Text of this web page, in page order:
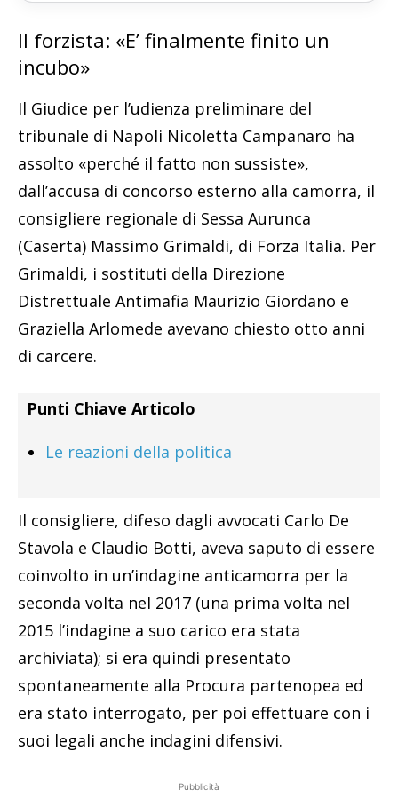
Il forzista: «E’ finalmente finito un
incubo»
Il Giudice per l’udienza preliminare del
tribunale di Napoli Nicoletta Campanaro ha
assolto «perché il fatto non sussiste»,
dall’accusa di concorso esterno alla camorra, il
consigliere regionale di Sessa Aurunca
(Caserta) Massimo Grimaldi, di Forza Italia. Per
Grimaldi, i sostituti della Direzione
Distrettuale Antimafia Maurizio Giordano e
Graziella Arlomede avevano chiesto otto anni
di carcere.
Punti Chiave Articolo
Le reazioni della politica
Il consigliere, difeso dagli avvocati Carlo De
Stavola e Claudio Botti, aveva saputo di essere
coinvolto in un’indagine anticamorra per la
seconda volta nel 2017 (una prima volta nel
2015 l’indagine a suo carico era stata
archiviata); si era quindi presentato
spontaneamente alla Procura partenopea ed
era stato interrogato, per poi effettuare con i
suoi legali anche indagini difensivi.
Pubblicità